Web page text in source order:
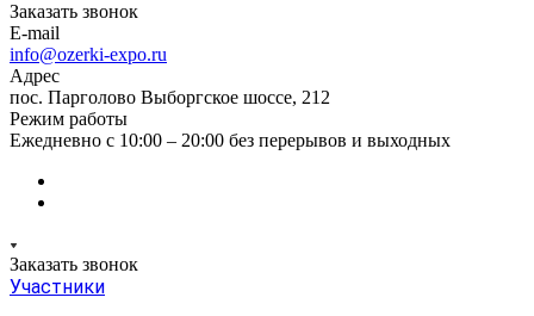
Заказать звонок
E-mail
info@ozerki-expo.ru
Адрес
пос. Парголово Выборгское шоссе, 212
Режим работы
Ежедневно с 10:00 – 20:00 без перерывов и выходных
Заказать звонок
Участники